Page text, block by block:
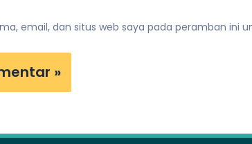
email, dan situs web saya pada peramban ini